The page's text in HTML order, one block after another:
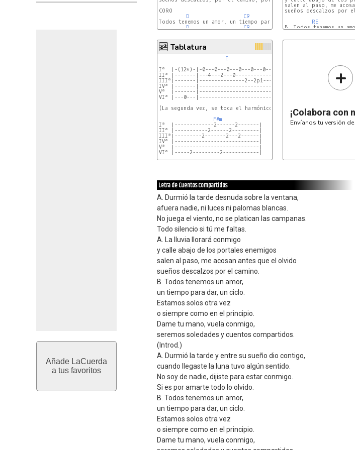
Añade LaCuerda
a tus favoritos
CORO
D
C9
Todos tenemos un amor, un tiempo para dar, un ciclo,
D
C9 D/F#
G
salen al paso, me
sueños descalzos por
RE
B. Todos tenemos un
Tablatura
E
Iª  |-(12*)-|-0---0---0---0---0---0------|
IIª |-------|---4---2---0----------------|
IIIª|-------|---------------2--2p1-------|
IVª |-------|------------------------2---|
Vª  |-------|----------------------------|
VIª |---0---|----------------------------| x2
(La segunda vez, se toca el harmónico.)
F#m
Iª  |-------------2------2-------|
IIª |-----------2------2---------|
IIIª|---------2-------2---2------|
IVª |----------------------------|
Vª  |----------------------------|
VIª |-----2---------2------------|
+
¡Colabora con
Envíanos tu versión
Letra de Cuentos compartidos
A. Durmió la tarde desnuda sobre la ventana,
afuera nadie, ni luces ni palomas blancas.
No juega el viento, no se platican las campanas.
Todo silencio si tú me faltas.
A. La lluvia llorará conmigo
y calle abajo de los portales enemigos
salen al paso, me acosan antes que el olvido
sueños descalzos por el camino.
B. Todos tenemos un amor,
un tiempo para dar, un ciclo.
Estamos solos otra vez
o siempre como en el principio.
Dame tu mano, vuela conmigo,
seremos soledades y cuentos compartidos.
(Introd.)
A. Durmió la tarde y entre su sueño dio contigo,
cuando llegaste la luna tuvo algún sentido.
No soy de nadie, dijiste para estar conmigo.
Si es por amarte todo lo olvido.
B. Todos tenemos un amor,
un tiempo para dar, un ciclo.
Estamos solos otra vez
o siempre como en el principio.
Dame tu mano, vuela conmigo,